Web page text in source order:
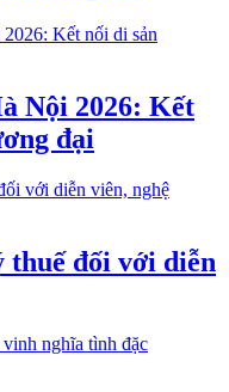
Nội 2026: Kết
đại
thuế đối với diễn